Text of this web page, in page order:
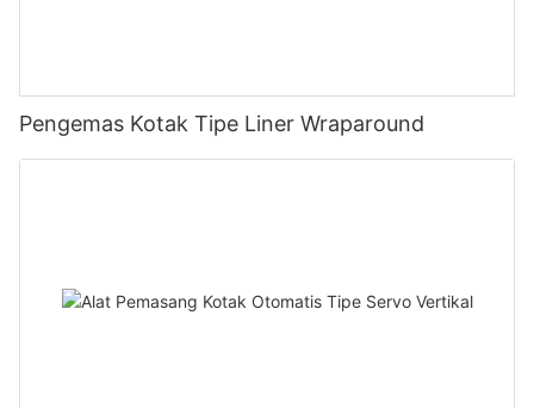
Pengemas Kotak Tipe Liner Wraparound